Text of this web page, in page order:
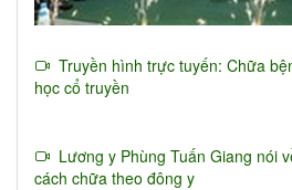
Truyền hình trực tuyến: Chữa
học cổ truyền
Lương y Phùng Tuấn Giang nói
cách chữa theo đông y